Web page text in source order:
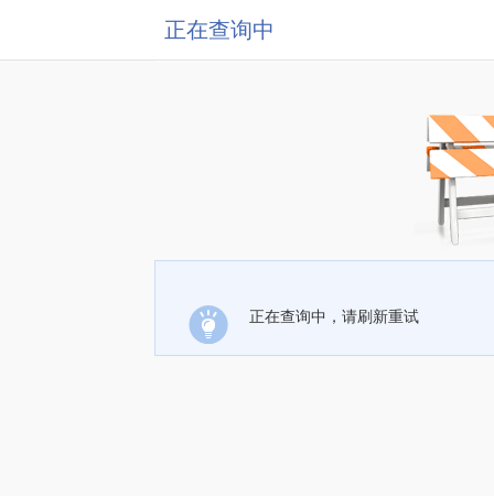
正在查询中
正在查询中，请刷新重试